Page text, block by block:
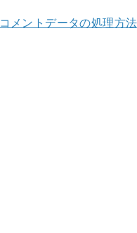
コメントデータの処理方